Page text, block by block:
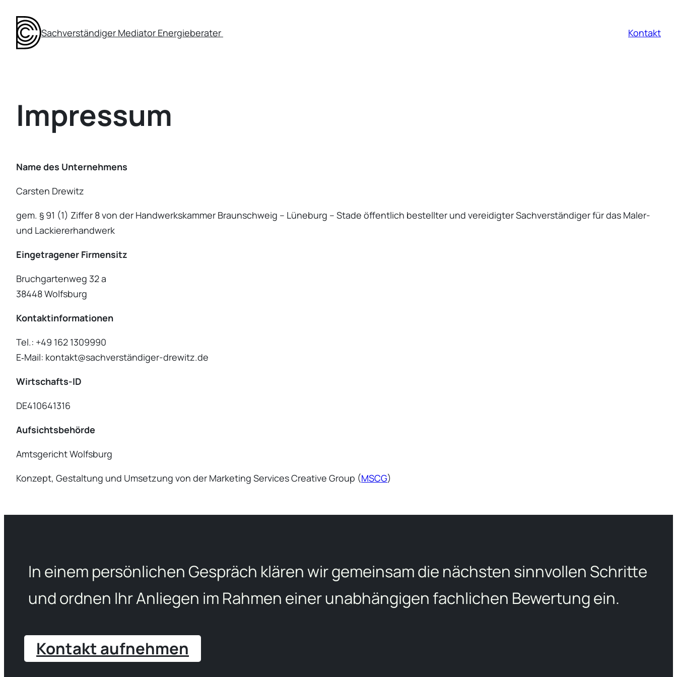
Inhalt
springen
Sachverständiger Mediator Energieberater Kontakt
Impressum
Name des Unter­neh­mens
Carsten Drewitz
gem. § 91 (1) Ziffer 8 von der Handwerks­kammer Braun­schweig – Lüneburg – Stade öffent­lich bestellter und verei­digter Sachver­stän­diger für das Maler-
und Lackie­rer­hand­werk
Einge­tra­gener Firmen­sitz
Bruch­gar­tenweg 32 a
38448 Wolfsburg
Kontakt­in­for­ma­tionen
Tel.: +49 162 1309990
E‑Mail: kontakt@sachverständiger-drewitz.de
Wirtschafts-ID
DE410641316
Aufsichts­be­hörde
Amtsge­richt Wolfsburg
Konzept, Gestal­tung und Umsetzung von der Marketing Services Creative Group (MSCG)
In einem persönlichen Gespräch klären wir gemeinsam die nächsten sinnvollen Schritte
und ordnen Ihr Anliegen im Rahmen einer unabhängigen fachlichen Bewertung ein.
Kontakt aufnehmen